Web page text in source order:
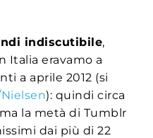
indiscutibile,
Italia eravamo a
a aprile 2012 (si
): quindi circa
la metà di Tumblr
dai più di 22